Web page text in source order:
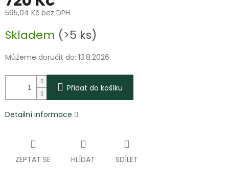
595,04 Kč bez DPH
cena:
Skladem (>5 ks)
Můžeme doručit do: 13.8.2026
Přidat do košíku
Detailní informace
ZEPTAT SE HLÍDAT SDÍLET